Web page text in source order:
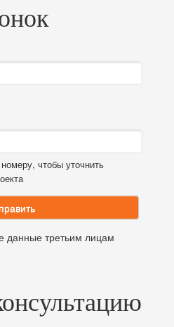
чтобы уточнить
данные третьим лицам